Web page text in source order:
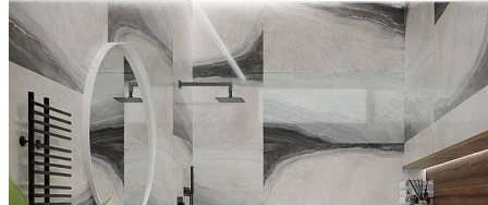
Если монтировать плитку в 4 ряда, а крайние ряды
выкладывать подрезом в 10 см, интерьер будет
смотреться непрезентабельно.Поэтому стену 2,6 м
правильно облицовывать 3 рядами плит 0,6м, а
крайние боковые ряды подрезать под 0,4м
Такая укладка будет гармонично смотреться в
интерьере и демонстрировать профессионализм
мастера